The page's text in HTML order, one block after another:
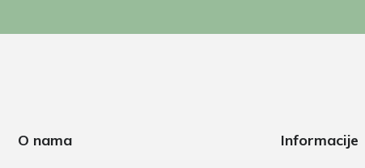
O nama Informacije